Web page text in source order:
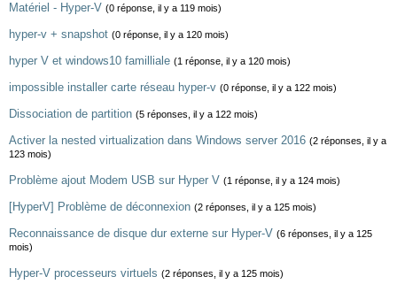
Matériel - Hyper-V (0 réponse, il y a 119 mois)
hyper-v + snapshot (0 réponse, il y a 120 mois)
hyper V et windows10 familliale (1 réponse, il y a 120 mois)
impossible installer carte réseau hyper-v (0 réponse, il y a 122 mois)
Dissociation de partition (5 réponses, il y a 122 mois)
Activer la nested virtualization dans Windows server 2016 (2 réponses, il y a
123 mois)
Problème ajout Modem USB sur Hyper V (1 réponse, il y a 124 mois)
[HyperV] Problème de déconnexion (2 réponses, il y a 125 mois)
Reconnaissance de disque dur externe sur Hyper-V (6 réponses, il y a 125
mois)
Hyper-V processeurs virtuels (2 réponses, il y a 125 mois)